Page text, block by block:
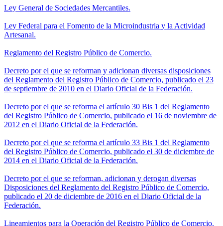
Ley General de Sociedades Mercantiles.
Ley Federal para el Fomento de la Microindustria y la Actividad
Artesanal.
Reglamento del Registro Público de Comercio.
Decreto por el que se reforman y adicionan diversas disposiciones
del Reglamento del Registro Público de Comercio, publicado el 23
de septiembre de 2010 en el Diario Oficial de la Federación.
Decreto por el que se reforma el artículo 30 Bis 1 del Reglamento
del Registro Público de Comercio, publicado el 16 de noviembre de
2012 en el Diario Oficial de la Federación.
Decreto por el que se reforma el artículo 33 Bis 1 del Reglamento
del Registro Público de Comercio, publicado el 30 de diciembre de
2014 en el Diario Oficial de la Federación.
Decreto por el que se reforman, adicionan y derogan diversas
Disposiciones del Reglamento del Registro Público de Comercio,
publicado el 20 de diciembre de 2016 en el Diario Oficial de la
Federación.
Lineamientos para la Operación del Registro Público de Comercio.